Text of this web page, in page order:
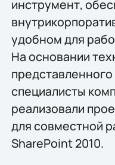
инструмент,
удобном для
На основании
представленного
специалисты
реализовали
для совместной
SharePoint 2010.